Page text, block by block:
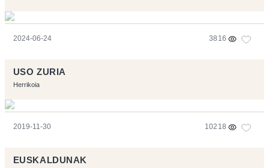
2024-06-24 3816
USO ZURIA
Herrikoia
2019-11-30 10218
EUSKALDUNAK